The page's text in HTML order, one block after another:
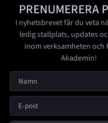
PRENUMERERA
I nyhetsbrevet får du veta
ledig stallplats, updates
inom verksamheten och
Akademin!